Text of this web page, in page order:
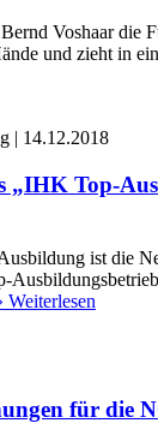
Voshaar die
und zieht in
| 14.12.2018
„IHK Top-
ist die
Weiterlesen
für die